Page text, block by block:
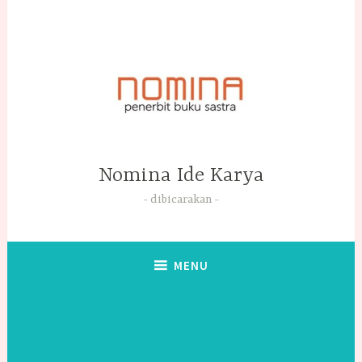
Nomina Ide Karya
dibicarakan
MENU